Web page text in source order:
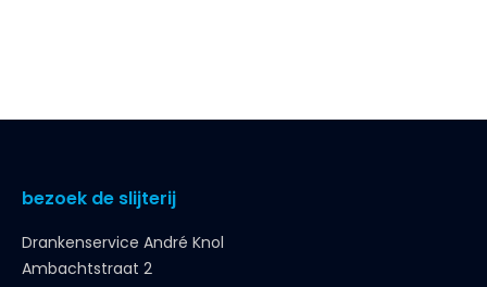
bezoek de slijterij
Drankenservice André Knol
Ambachtstraat 2